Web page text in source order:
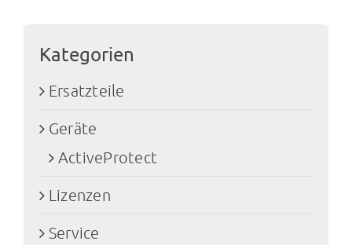
Kategorien
Ersatzteile
Geräte
ActiveProtect
Lizenzen
Service